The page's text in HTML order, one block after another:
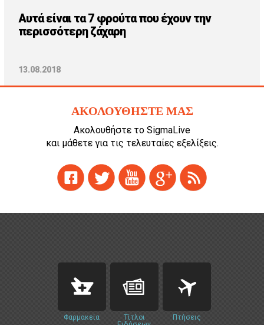
Αυτά είναι τα 7 φρούτα που έχουν την
περισσότερη ζάχαρη
13.08.2018
ΑΚΟΛΟΥΘΗΣΤΕ ΜΑΣ
Ακολουθήστε το SigmaLive
και μάθετε για τις τελευταίες εξελίξεις.
Φαρμακεία
Τίτλοι
Πτήσεις